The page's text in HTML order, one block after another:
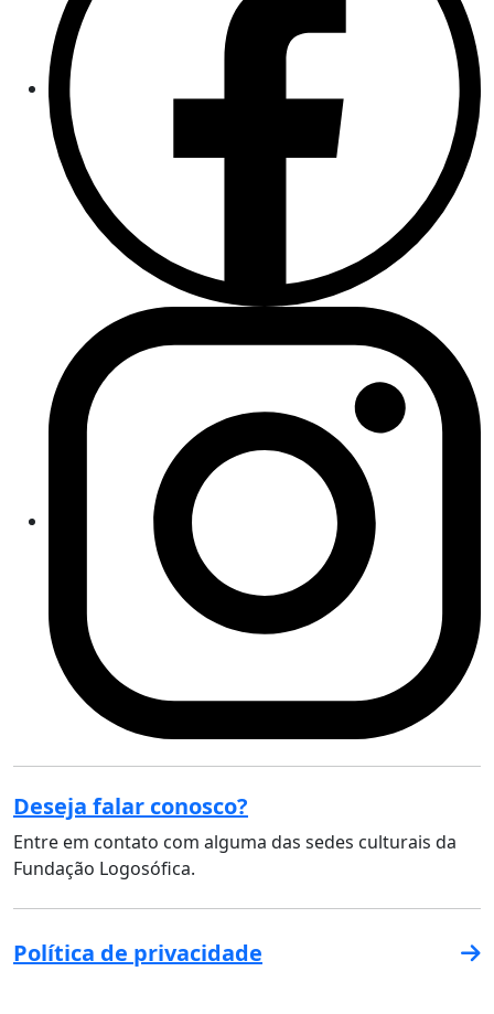
Deseja falar conosco?
Entre em contato com alguma das sedes culturais da
Fundação Logosófica.
Política de privacidade